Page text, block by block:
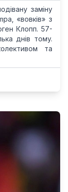
заміну
«вовків» з
Клопп. 57-
днів тому.
та